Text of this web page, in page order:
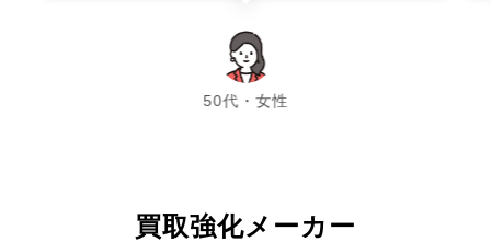
50代・女性
chevron_left chevron_right
買取強化メーカー